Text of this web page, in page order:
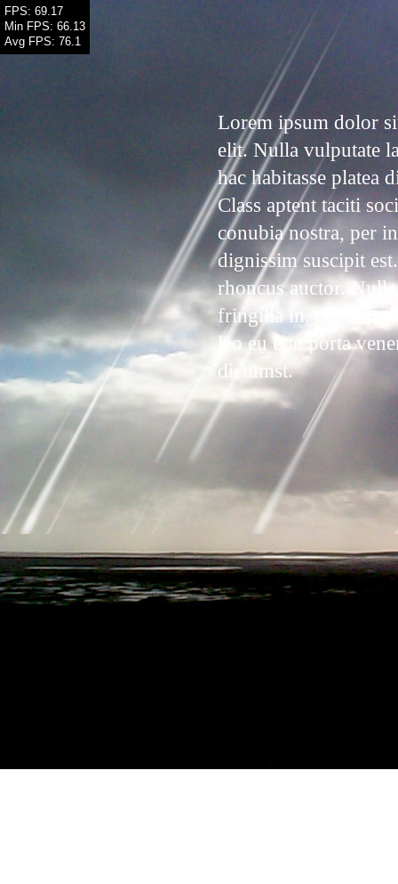
Lorem ipsum dolor
elit. Nulla vulputate
hac habitasse platea
Class aptent taciti
conubia nostra, per
dignissim suscipit
rhoncus auctor.
fringilla in, dapibus
leo eu erat porta
dictumst.
FPS: 75.06
Min FPS: 66.13
Avg FPS: 75.76